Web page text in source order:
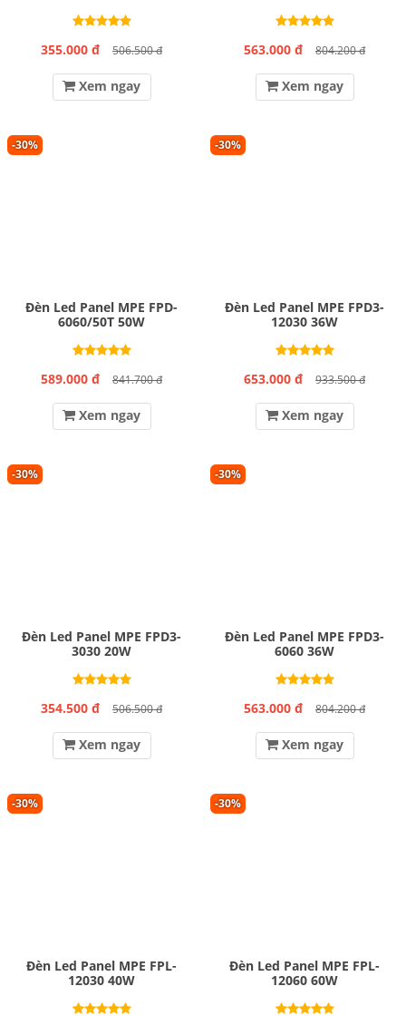
355.000 đ 506.500 đ
Xem ngay
563.000 đ 804.200 đ
Xem ngay
-30%
Đèn Led Panel MPE FPD-
6060/50T 50W
589.000 đ 841.700 đ
Xem ngay
-30%
Đèn Led Panel MPE FPD3-
12030 36W
653.000 đ 933.500 đ
Xem ngay
-30%
Đèn Led Panel MPE FPD3-
3030 20W
354.500 đ 506.500 đ
Xem ngay
-30%
Đèn Led Panel MPE FPD3-
6060 36W
563.000 đ 804.200 đ
Xem ngay
-30%
Đèn Led Panel MPE FPL-
12030 40W
-30%
Đèn Led Panel MPE FPL-
12060 60W